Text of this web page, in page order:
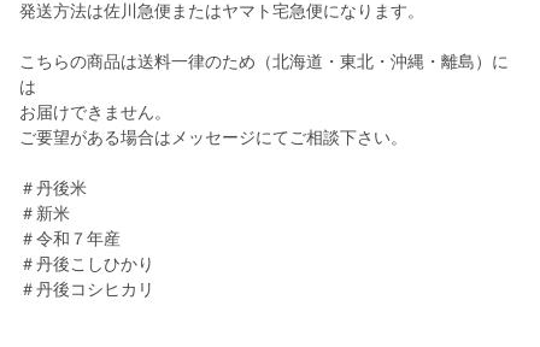
発送方法は佐川急便またはヤマト宅急便になります。
こちらの商品は送料一律のため（北海道・東北・沖縄・離島）に
は
お届けできません。
ご要望がある場合はメッセージにてご相談下さい。
＃丹後米
＃新米
＃令和７年産
＃丹後こしひかり
＃丹後コシヒカリ